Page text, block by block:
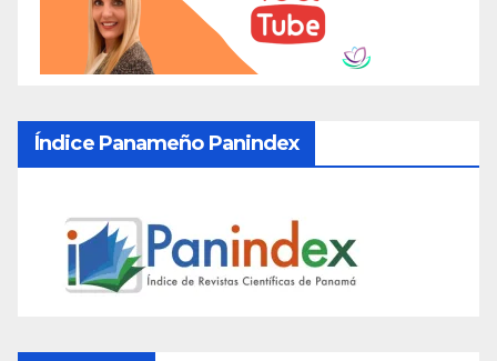
Índice Panameño Panindex